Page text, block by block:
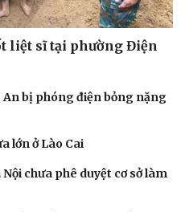
liệt sĩ tại phường Điện
An bị phóng điện bỏng nặng
lớn ở Lào Cai
chưa phê duyệt cơ sở làm